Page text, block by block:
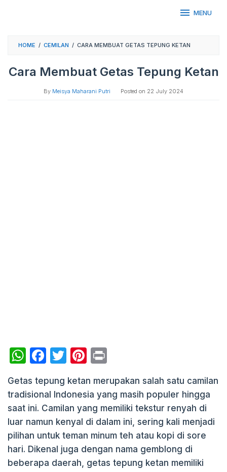
MENU
HOME / CEMILAN / CARA MEMBUAT GETAS TEPUNG KETAN
Cara Membuat Getas Tepung Ketan
By Meisya Maharani Putri Posted on 22 July 2024
W
at
s
A
p
p
F
c
e
b
o
o
T
itt
er
Pi
er
e
st
nt
Getas tepung ketan merupakan salah satu camilan
tradisional Indonesia yang masih populer hingga
saat ini. Camilan yang memiliki tekstur renyah di
luar namun kenyal di dalam ini, sering kali menjadi
pilihan untuk teman minum teh atau kopi di sore
hari. Dikenal juga dengan nama gemblong di
beberapa daerah, getas tepung ketan memiliki